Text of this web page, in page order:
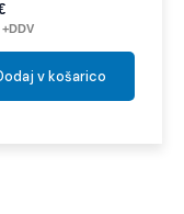
+DDV
v košarico